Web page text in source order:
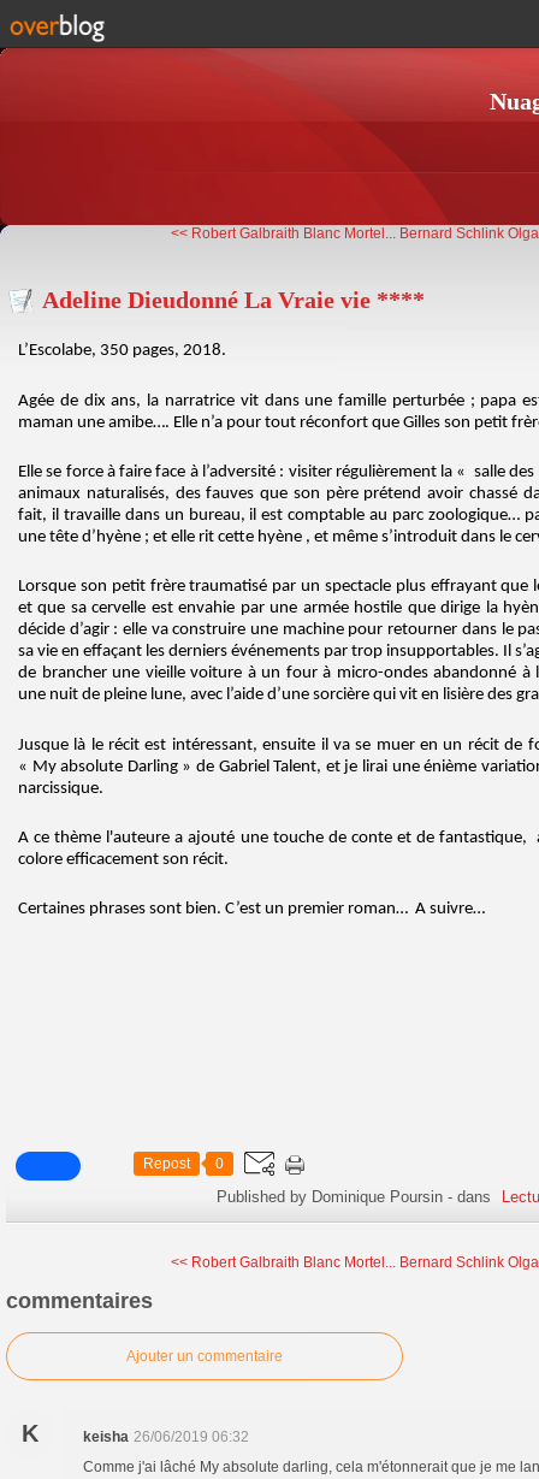
<< Robert Galbraith Blanc Mortel... Bernard Schlink
Adeline Dieudonné La Vraie vie ****
L’Escolabe, 350 pages, 2018.
Agée de dix ans, la narratrice vit dans une famille perturbée ; papa
maman une amibe…. Elle n’a pour tout réconfort que Gilles son petit
Elle se force à faire face à l’adversité : visiter régulièrement la « salle
animaux naturalisés, des fauves que son père prétend avoir chassé
fait, il travaille dans un bureau, il est comptable au parc zoologique…
une tête d’hyène ; et elle rit cette hyène , et même s’introduit dans le
Lorsque son petit frère traumatisé par un spectacle plus effrayant que
et que sa cervelle est envahie par une armée hostile que dirige la
décide d’agir : elle va construire une machine pour retourner dans le
sa vie en effaçant les derniers événements par trop insupportables. Il
de brancher une vieille voiture à un four à micro-ondes abandonné à
une nuit de pleine lune, avec l’aide d’une sorcière qui vit en lisière des
Jusque là le récit est intéressant, ensuite il va se muer en un récit de
« My absolute Darling » de Gabriel Talent, et je lirai une énième
narcissique.
A ce thème l'auteure a ajouté une touche de conte et de fantastique,
colore efficacement son récit.
Certaines phrases sont bien. C’est un premier roman… A suivre…
Repost 0
Published by Dominique Poursin -dans
<< Robert Galbraith Blanc Mortel... Bernard Schlink
commentaires
Ajouter un commentaire
K keisha 26/06/2019 06:32
Comme j'ai lâché My absolute darling, cela m'étonnerait que je me